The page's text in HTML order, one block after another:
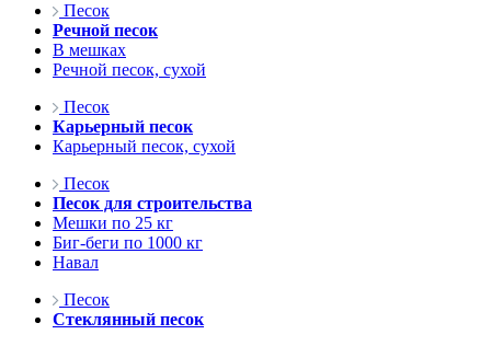
Песок
Речной песок
В мешках
Речной песок, сухой
Песок
Карьерный песок
Карьерный песок, сухой
Песок
Песок для строительства
Мешки по 25 кг
Биг-беги по 1000 кг
Навал
Песок
Стеклянный песок